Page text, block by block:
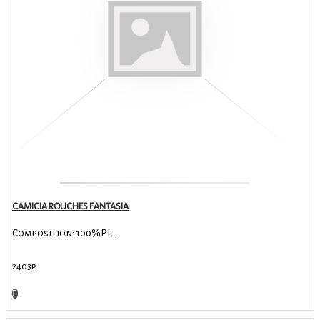
CAMICIA ROUCHES FANTASIA
Composition: 100%PL..
2403р.